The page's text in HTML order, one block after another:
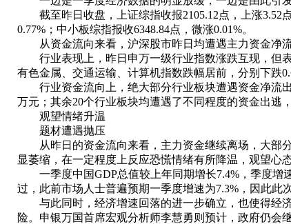
截至昨日收盘，上证综指收报2105.12点，上涨3.52点
0.77%；中小板综指报收6348.84点，微涨0.01%。
从资金流向来看，沪深股市昨日均遭遇主力资金净流
行业表现上，昨日申万一级行业指数涨跌互现，但表
有色金属、交通运输、计算机指数跌幅居前，分别下跌
行业资金流向上，绝大部分行业板块遭遇资金净流出
万元；其余20个行业板块均遭遇了不同程度的资金出逃
观望情绪升温
题材遭遇抛压
从昨日的资金流向来看，主力资金继续离场，大部分
显萎缩，在一定程度上反应恐慌情绪有所降温，观望心态
一季度中国GDP总值较上年同期增长7.4%，季度增
过，此前市场人士普遍预期一季度增速为7.3%，因此此
与此同时，经济增速回落的进一步确立，也使得经济
险。申银万国首席宏观分析师李慧勇则预计，政府仍会